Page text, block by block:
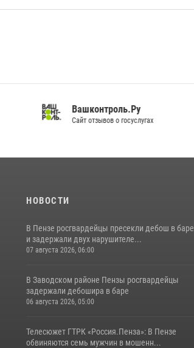
Вашконтроль.Ру
Сайт отзывов о госуслугах
НОВОСТИ
В Пензе росгвардейцы пресекли дебош в баре
и задержали двух нарушителе...
07 августа 2026, 06:00
В Заводском районе Пензы росгвардейцы
задержали дебошира в баре
06 августа 2026, 05:00
Телесюжет ГТРК «Россия.Пенза»: В Пензе
обвиняются семь мужчин в мошенн...